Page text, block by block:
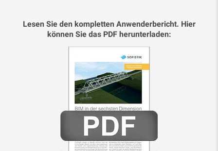
Lesen Sie den kompletten Anwenderbericht. Hier
können Sie das PDF herunterladen: